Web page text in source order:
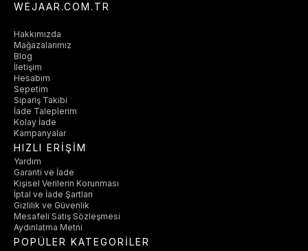
WEJAAR.COM.TR
Hakkımızda
Mağazalarımız
Blog
İletişim
Hesabım
Sepetim
Sipariş Takibi
İade Taleplerim
Kolay İade
Kampanyalar
HIZLI ERİŞİM
Yardım
Garanti ve İade
Kişisel Verilerin Korunması
İptal ve İade Şartları
Gizlilik ve Güvenlik
Mesafeli Satış Sözleşmesi
Aydınlatma Metni
POPÜLER KATEGORİLER